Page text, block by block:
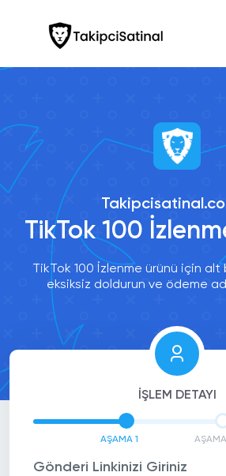
TikTok 100
TikTok 100 İzlenme ürünü için
eksiksiz doldurun ve ödeme
İŞLEM DETAYI
AŞAMA 1
Gönderi Linkinizi Giriniz